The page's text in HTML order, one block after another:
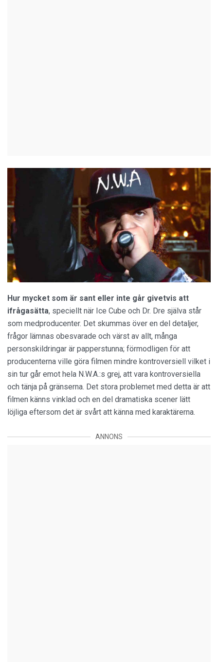
Hur mycket som är sant eller inte går givetvis att
ifrågasätta, speciellt när Ice Cube och Dr. Dre själva står
som medproducenter. Det skummas över en del detaljer,
frågor lämnas obesvarade och värst av allt, många
personskildringar är papperstunna; förmodligen för att
producenterna ville göra filmen mindre kontroversiell vilket i
sin tur går emot hela N.W.A.:s grej, att vara kontroversiella
och tänja på gränserna. Det stora problemet med detta är att
filmen känns vinklad och en del dramatiska scener lätt
löjliga eftersom det är svårt att känna med karaktärerna.
ANNONS